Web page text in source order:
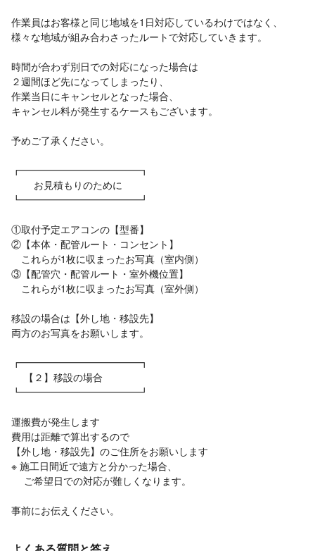
作業員はお客様と同じ地域を1日対応しているわけではなく、
様々な地域が組み合わさったルートで対応していきます。
時間が合わず別日での対応になった場合は
２週間ほど先になってしまったり、
作業当日にキャンセルとなった場合、
キャンセル料が発生するケースもございます。
予めご了承ください。
┏━━━━━━━━━━━━┓
お見積もりのために
┗━━━━━━━━━━━━┛
①取付予定エアコンの【型番】
②【本体・配管ルート・コンセント】
これらが1枚に収まったお写真（室内側）
③【配管穴・配管ルート・室外機位置】
これらが1枚に収まったお写真（室外側）
移設の場合は【外し地・移設先】
両方のお写真をお願いします。
┏━━━━━━━━━━━━┓
【２】移設の場合
┗━━━━━━━━━━━━┛
運搬費が発生します
費用は距離で算出するので
【外し地・移設先】のご住所をお願いします
※ 施工日間近で遠方と分かった場合、
ご希望日での対応が難しくなります。
事前にお伝えください。